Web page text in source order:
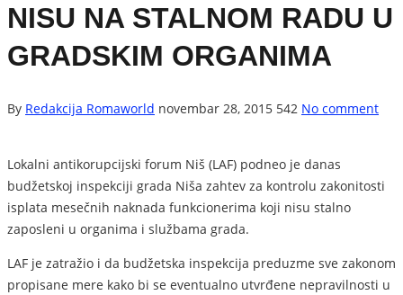
NISU NA STALNOM RADU U
GRADSKIM ORGANIMA
By Redakcija Romaworld novembar 28, 2015 542 No comment
Lokalni antikorupcijski forum Niš (LAF) podneo je danas
budžetskoj inspekciji grada Niša zahtev za kontrolu zakonitosti
isplata mesečnih naknada funkcionerima koji nisu stalno
zaposleni u organima i službama grada.
LAF je zatražio i da budžetska inspekcija preduzme sve zakonom
propisane mere kako bi se eventualno utvrđene nepravilnosti u